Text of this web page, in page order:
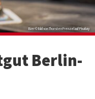
Bier © Bild von Thorsten Frenzel auf Pixabay
Berlin-